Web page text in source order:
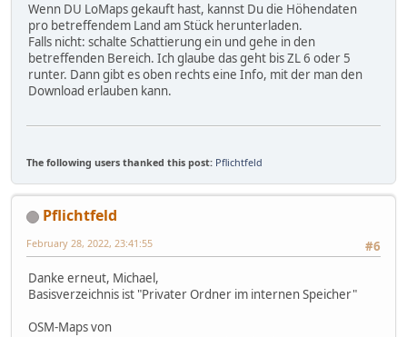
Wenn DU LoMaps gekauft hast, kannst Du die Höhendaten
pro betreffendem Land am Stück herunterladen.
Falls nicht: schalte Schattierung ein und gehe in den
betreffenden Bereich. Ich glaube das geht bis ZL 6 oder 5
runter. Dann gibt es oben rechts eine Info, mit der man den
Download erlauben kann.
The following users thanked this post: Pflichtfeld
Pflichtfeld
#6
February 28, 2022, 23:41:55
Danke erneut, Michael,
Basisverzeichnis ist "Privater Ordner im internen Speicher"
OSM-Maps von